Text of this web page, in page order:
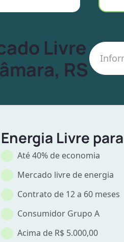
Livre
RS
Energia Livre
Até 40% de economia
Mercado livre de energia
Contrato de 12 a 60 meses
Consumidor Grupo A
Acima de R$ 5.000,00